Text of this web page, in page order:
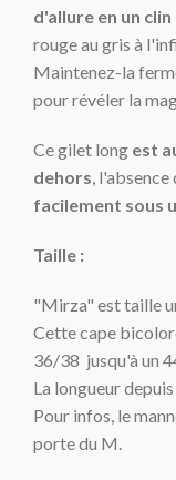
d'allure en un clin
rouge au gris à
Maintenez-la
pour révéler la
Ce gilet long est
dehors, l'absence
facilement sous
Taille :
"Mirza" est taille
Cette cape
36/38 jusqu'à un
La longueur
Pour infos, le
porte du M.